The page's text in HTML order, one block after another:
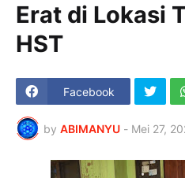
Erat di Lokasi
HST
Facebook
by ABIMANYU - Mei 27,